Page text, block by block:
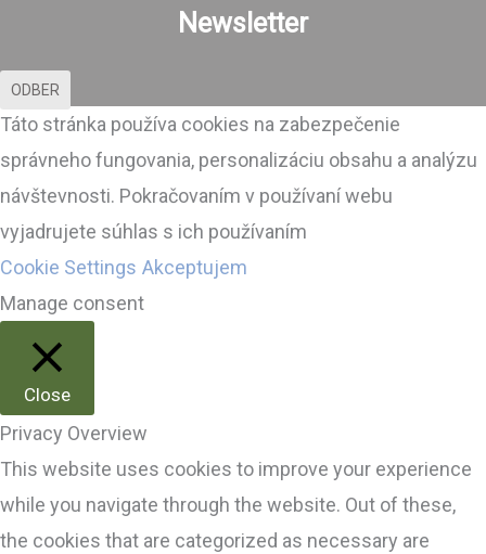
Newsletter
ODBER
Táto stránka používa cookies na zabezpečenie
správneho fungovania, personalizáciu obsahu a analýzu
návštevnosti. Pokračovaním v používaní webu
vyjadrujete súhlas s ich používaním
Cookie Settings Akceptujem
Manage consent
Close
Privacy Overview
This website uses cookies to improve your experience
while you navigate through the website. Out of these,
the cookies that are categorized as necessary are